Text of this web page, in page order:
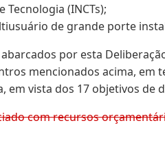
Tecnologia (INCTs);
de grande porte
por esta
mencionados acima,
em vista dos 17 objetivos de
com recursos